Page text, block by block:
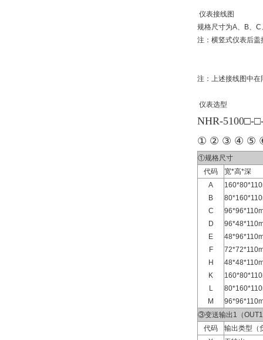
仪表接线图
规格尺寸为A、B、
注：横竖式仪表后
注：上述接线图中
仪表选型
NHR-5100□-
① ② ③ ④ ⑤
①规格尺寸
代码
宽*高*深
A
B
C
D
E
F
H
K
L
M
③变送输出1（
代码
输出类型（